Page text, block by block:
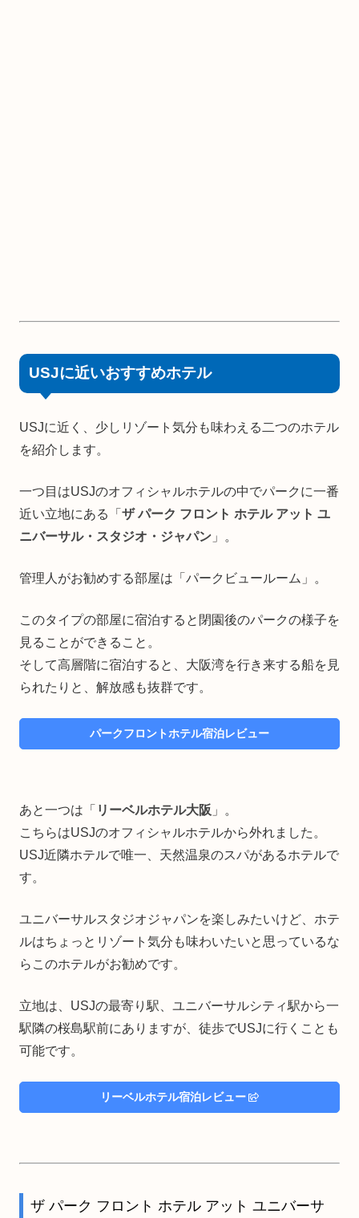
USJに近いおすすめホテル
USJに近く、少しリゾート気分も味わえる二つのホテル
を紹介します。
一つ目はUSJのオフィシャルホテルの中でパークに一番
近い立地にある「 ザ パーク フロント ホテル アット ユ
ニバーサル・スタジオ・ジャパン 」。
管理人がお勧めする部屋は「パークビュールーム」。
このタイプの部屋に宿泊すると閉園後のパークの様子を
見ることができること。
そして高層階に宿泊すると、大阪湾を行き来する船を見
られたりと、解放感も抜群です。
パークフロントホテル宿泊レビュー
あと一つは「 リーベルホテル大阪 」。
こちらはUSJのオフィシャルホテルから外れました。
USJ近隣ホテルで唯一、天然温泉のスパがあるホテルで
す。
ユニバーサルスタジオジャパンを楽しみたいけど、ホテ
ルはちょっとリゾート気分も味わいたいと思っているな
らこのホテルがお勧めです。
立地は、USJの最寄り駅、ユニバーサルシティ駅から一
駅隣の桜島駅前にありますが、徒歩でUSJに行くことも
可能です。
リーベルホテル宿泊レビュー
ザ パーク フロント ホテル アット ユニバーサ